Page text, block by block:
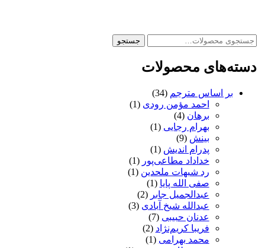
جستجو
جستجو
دسته‌های محصولات
بر اساس مترجم (34)
احمد مؤمن رودی (1)
برهان (4)
بهرام رجایی (1)
بینش (9)
پدرام اندیش (1)
خداداد مطاعی‌پور (1)
رد شبهات ملحدین (1)
صفی الله پایا (1)
عبدالجمیل جابر (2)
عبدالله شیخ آبادی (3)
عدنان حبیبی (7)
فریبا کریم‌نژاد (2)
محمد بهرامی (1)